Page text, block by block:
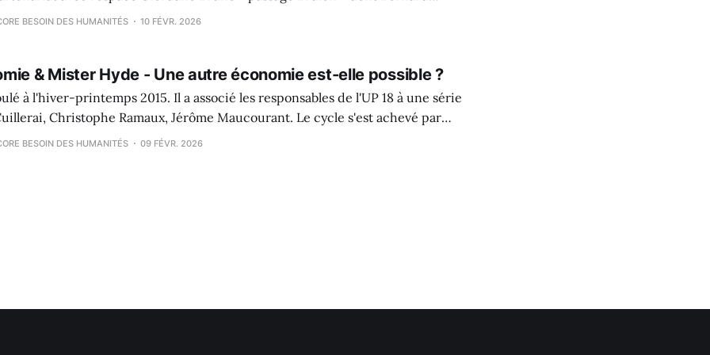
Exposés successifs de Miguel
BESOIN DES HUMANITÉS 10 FÉVR. 2026
& Mister Hyde - Une autre économie est-elle possible ?
à l'hiver-printemps 2015. Il a associé les responsables de l'UP 18 à une série
Ramaux, Jérôme Maucourant. Le cycle s'est achevé par
de la question des indicateurs
BESOIN DES HUMANITÉS 09 FÉVR. 2026